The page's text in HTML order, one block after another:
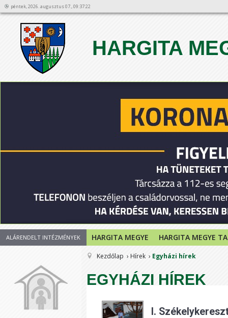
péntek, 2026. augusztus 07., 09:37:22
HARGITA
12
ALÁRENDELT INTÉZMÉNYEK HARGITA MEGYE HARGITA MEGYE
Kezdőlap Hírek Egyházi hírek
EGYHÁZI HÍREK
I.